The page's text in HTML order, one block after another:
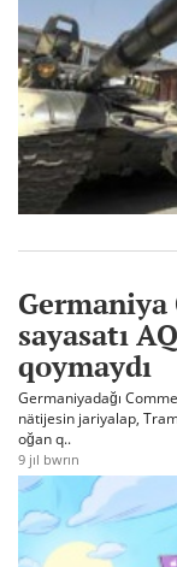
sayasatı
qoymaydı
Germaniyadağı
nätijesin jariyalap,
oğan q..
9 jıl bwrın